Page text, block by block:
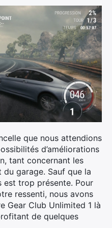
que nous attendions
d’améliorations
tant concernant les
du garage. Sauf que la
est trop présente. Pour
ressenti, nous avons
Gear Club Unlimited 1 là
de quelques